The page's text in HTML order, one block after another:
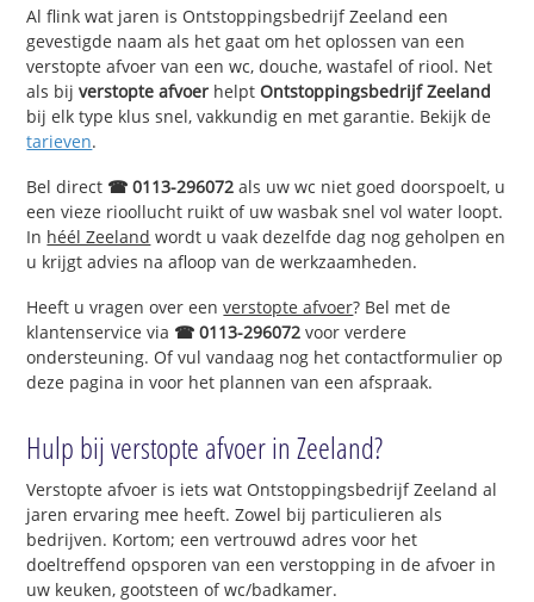
Al flink wat jaren is Ontstoppingsbedrijf Zeeland een
gevestigde naam als het gaat om het oplossen van een
verstopte afvoer van een wc, douche, wastafel of riool. Net
als bijverstopte afvoer helptOntstoppingsbedrijf Zeeland
bij elk type klus snel, vakkundig en met garantie. Bekijk de
tarieven.
Bel direct ☎ 0113-296072 als uw wc niet goed doorspoelt, u
een vieze rioollucht ruikt of uw wasbak snel vol water loopt.
In héél Zeeland wordt u vaak dezelfde dag nog geholpen en
u krijgt advies na afloop van de werkzaamheden.
Heeft u vragen over eenverstopte afvoer? Bel met de
klantenservice via ☎ 0113-296072 voor verdere
ondersteuning. Of vul vandaag nog het contactformulier op
deze pagina in voor het plannen van een afspraak.
Hulp bij verstopte afvoer in Zeeland?
Verstopte afvoer is iets wat Ontstoppingsbedrijf Zeeland al
jaren ervaring mee heeft. Zowel bij particulieren als
bedrijven. Kortom; een vertrouwd adres voor het
doeltreffend opsporen van een verstopping in de afvoer in
uw keuken, gootsteen of wc/badkamer.